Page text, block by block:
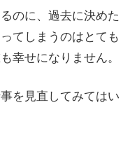
のに、過去に決めた
てしまうのはとても
幸せになりません。
を見直してみてはい